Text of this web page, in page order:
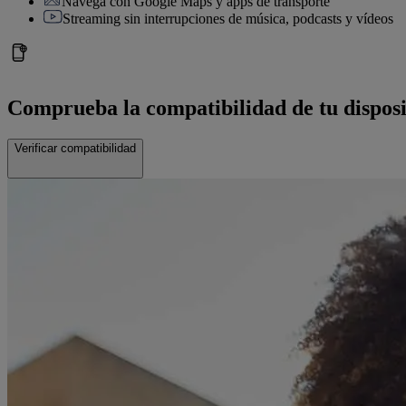
Streaming sin interrupciones de música, podcasts y vídeos
Comprueba la compatibilidad de tu
Verificar compatibilidad